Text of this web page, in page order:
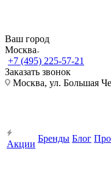
Ваш город
Москва
+7 (495) 225-57-21
Заказать звонок
Москва, ул. Большая
Акции
Бренды Блог